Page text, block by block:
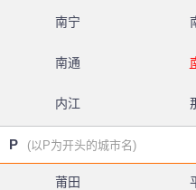
南宁
南通
内江
P (以P为开头的城市名)
莆田